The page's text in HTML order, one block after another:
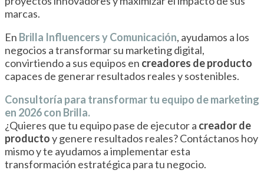
marcas.
En Brilla Influencers y Comunicación, ayudamos a los
negocios a transformar su marketing digital,
convirtiendo a sus equipos en creadores de producto
capaces de generar resultados reales y sostenibles.
Consultoría para transformar tu equipo de marketing
en 2026 con Brilla.
¿Quieres que tu equipo pase de ejecutor a creador de
productoy genere resultados reales? Contáctanos hoy
mismo y te ayudamos a implementar esta
transformación estratégica para tu negocio.